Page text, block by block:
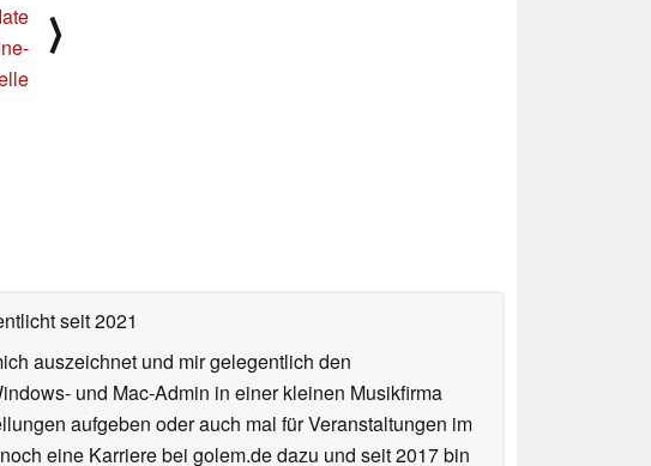
⟩
seit 2021
auszeichnet und mir gelegentlich den
und Mac-Admin in einer kleinen Musikfirma
aufgeben oder auch mal für Veranstaltungen im
eine Karriere bei golem.de dazu und seit 2017 bin